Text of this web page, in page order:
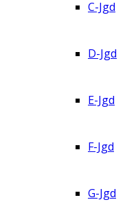
C-Jgd
D-Jgd
E-Jgd
F-Jgd
G-Jgd